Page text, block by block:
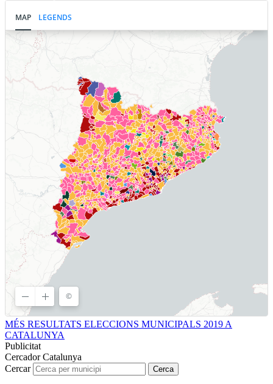
MÉS RESULTATS ELECCIONS MUNICIPALS 2019 A
CATALUNYA
Publicitat
Cercador Catalunya
Cercar
Cerca